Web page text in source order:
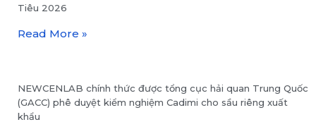
Tiêu 2026
Read More »
NEWCENLAB chính thức được tổng cục hải quan Trung Quốc
(GACC) phê duyệt kiểm nghiệm Cadimi cho sầu riêng xuất
khẩu